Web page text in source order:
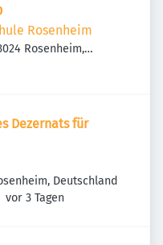
Rosenheim
Rosenheim,
Dezernats für
Deutschland
Veröffentlicht
vor 3 Tagen